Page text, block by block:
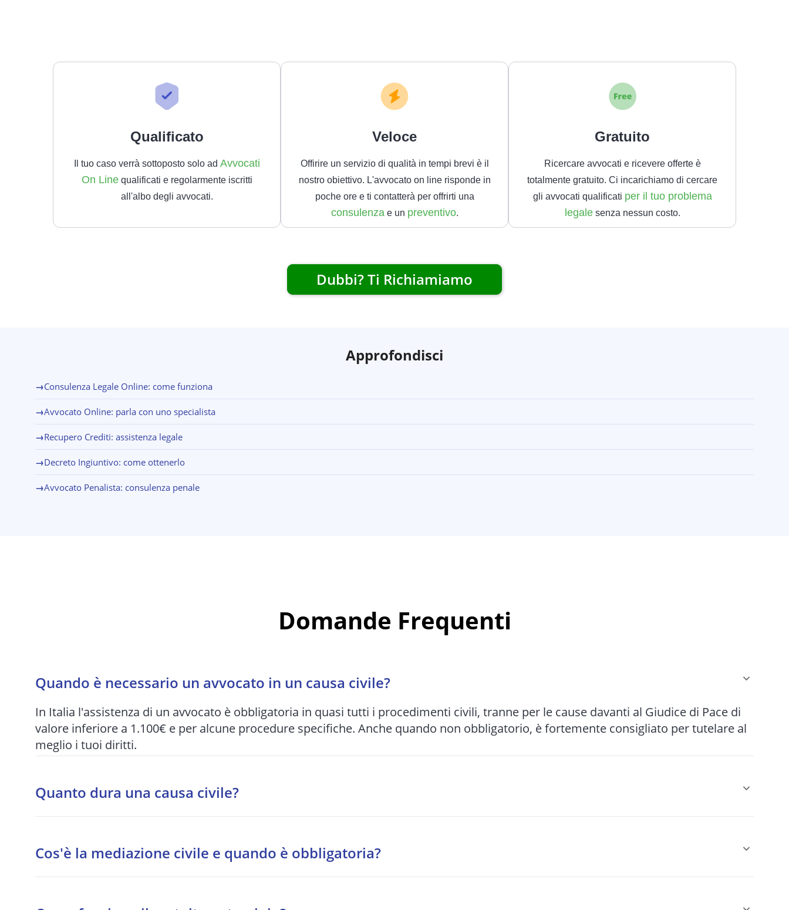
Qualificato
Il tuo caso verrà sottoposto solo ad Avvocati
On Line qualificati e regolarmente iscritti
all'albo degli avvocati.
Veloce
Offirire un servizio di qualità in tempi brevi è il
nostro obiettivo. L'avvocato on line risponde in
poche ore e ti contatterà per offrirti una
consulenza e un preventivo.
Gratuito
Ricercare avvocati e ricevere offerte è
totalmente gratuito. Ci incarichiamo di cercare
gli avvocati qualificati per il tuo problema
legale senza nessun costo.
Dubbi? Ti Richiamiamo
Approfondisci
→Consulenza Legale Online: come funziona
→Avvocato Online: parla con uno specialista
→Recupero Crediti: assistenza legale
→Decreto Ingiuntivo: come ottenerlo
→Avvocato Penalista: consulenza penale
Domande Frequenti
Quando è necessario un avvocato in un causa civile?
In Italia l'assistenza di un avvocato è obbligatoria in quasi tutti i procedimenti civili, tranne per le cause davanti al Giudice di Pace di
valore inferiore a 1.100€ e per alcune procedure specifiche. Anche quando non obbligatorio, è fortemente consigliato per tutelare al
meglio i tuoi diritti.
Quanto dura una causa civile?
quando possibile.
Cos'è la mediazione civile e quando è obbligatoria?